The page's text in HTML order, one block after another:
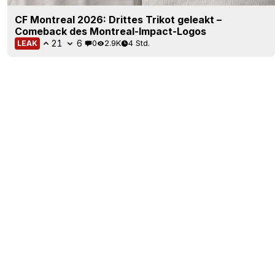
CF Montreal 2026: Drittes Trikot geleakt –
Comeback des Montreal-Impact-Logos
LEAK 21 6 0 2.9K 4 Std.